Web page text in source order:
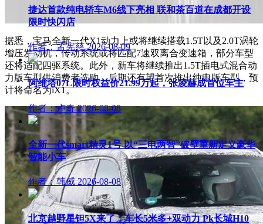
据悉，宝马全新一代X1动力上或将继续搭载1.5T以及2.0T涡轮
增压发动机，传动系统或将匹配7速双离合变速箱，部分车型
还将适配四驱系统。此外，新车将继续推出1.5T插电式混合动
力版车型供消费者选购，后期还有望首次推出纯电版车型，预
计将命名为iX1。
捷达首款纯电轿车M6线下亮相 联和茶百道在成都开设
限时快闪店
作者：孟宪慈 2026-08-09
阿维塔07L限时权益价21.99万起，张凌赫成首位车主
作者：卢奇 2026-08-08
全新一代smart精灵1号 以“三电两智”破壁重新定义豪华
智能小车
作者：韩威 2026-08-08
北京越野星钽5X来了：车长5米多+双动力 Pk长城H10